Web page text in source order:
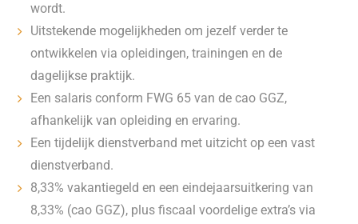
wordt.
Uitstekende mogelijkheden om jezelf verder te
ontwikkelen via opleidingen, trainingen en de
dagelijkse praktijk.
Een salaris conform FWG 65 van de cao GGZ,
afhankelijk van opleiding en ervaring.
Een tijdelijk dienstverband met uitzicht op een vast
dienstverband.
8,33% vakantiegeld en een eindejaarsuitkering van
8,33% (cao GGZ), plus fiscaal voordelige extra’s via